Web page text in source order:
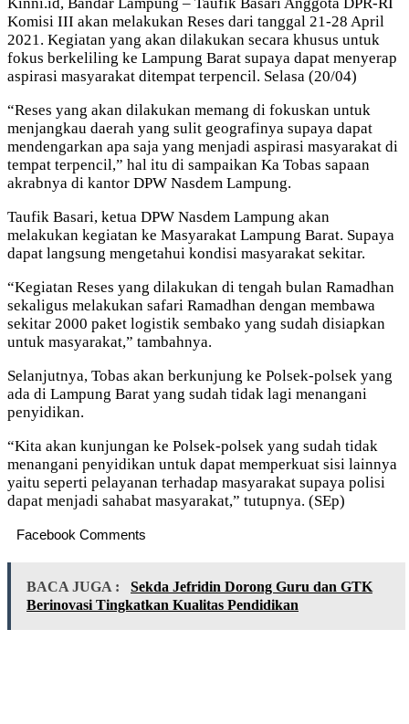
Komisi III akan melakukan Reses dari tanggal 21-28 April
2021. Kegiatan yang akan dilakukan secara khusus untuk
fokus berkeliling ke Lampung Barat supaya dapat menyerap
aspirasi masyarakat ditempat terpencil. Selasa (20/04)
“Reses yang akan dilakukan memang di fokuskan untuk
menjangkau daerah yang sulit geografinya supaya dapat
mendengarkan apa saja yang menjadi aspirasi masyarakat di
tempat terpencil,” hal itu di sampaikan Ka Tobas sapaan
akrabnya di kantor DPW Nasdem Lampung.
Taufik Basari, ketua DPW Nasdem Lampung akan
melakukan kegiatan ke Masyarakat Lampung Barat. Supaya
dapat langsung mengetahui kondisi masyarakat sekitar.
“Kegiatan Reses yang dilakukan di tengah bulan Ramadhan
sekaligus melakukan safari Ramadhan dengan membawa
sekitar 2000 paket logistik sembako yang sudah disiapkan
untuk masyarakat,” tambahnya.
Selanjutnya, Tobas akan berkunjung ke Polsek-polsek yang
ada di Lampung Barat yang sudah tidak lagi menangani
penyidikan.
“Kita akan kunjungan ke Polsek-polsek yang sudah tidak
menangani penyidikan untuk dapat memperkuat sisi lainnya
yaitu seperti pelayanan terhadap masyarakat supaya polisi
dapat menjadi sahabat masyarakat,” tutupnya. (SEp)
Facebook Comments
BACA JUGA :
Sekda Jefridin Dorong Guru dan GTK
Berinovasi Tingkatkan Kualitas Pendidikan